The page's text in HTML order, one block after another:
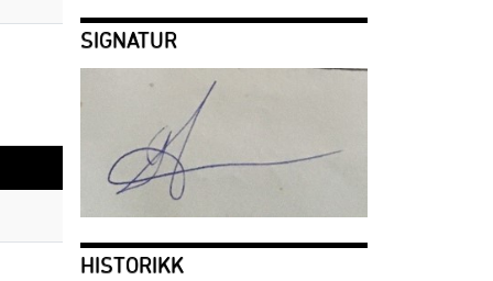
SIGNATUR
HISTORIKK